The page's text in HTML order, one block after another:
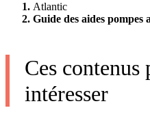
Atlantic
Guide des aides pompes
Ces
intéresser